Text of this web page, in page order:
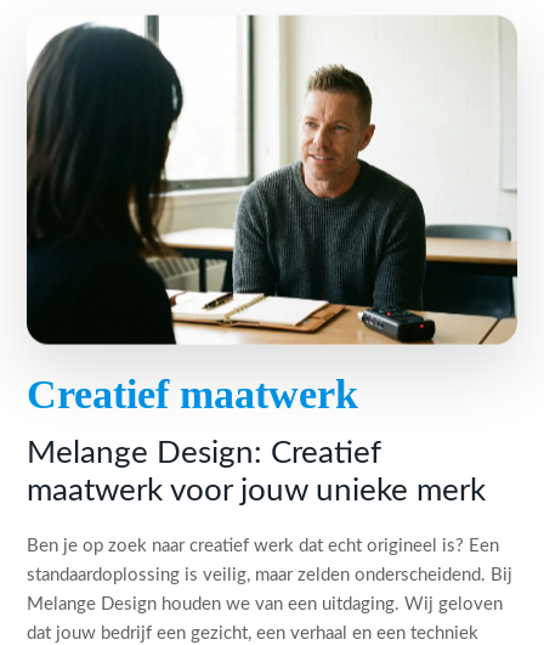
Creatief maatwerk
Melange Design: Creatief
maatwerk voor jouw unieke merk
Ben je op zoek naar creatief werk dat echt origineel is? Een
standaardoplossing is veilig, maar zelden onderscheidend. Bij
Melange Design houden we van een uitdaging. Wij geloven
dat jouw bedrijf een gezicht, een verhaal en een techniek